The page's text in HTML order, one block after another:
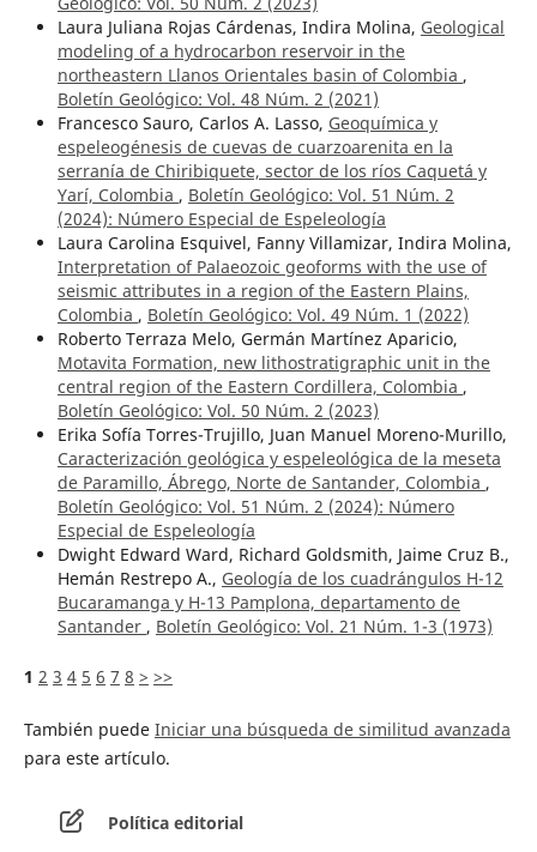
Laura Juliana Rojas Cárdenas, Indira Molina, Geological
modeling of a hydrocarbon reservoir in the
northeastern Llanos Orientales basin of Colombia ,
Boletín Geológico: Vol. 48 Núm. 2 (2021)
Francesco Sauro, Carlos A. Lasso, Geoquímica y
espeleogénesis de cuevas de cuarzoarenita en la
serranía de Chiribiquete, sector de los ríos Caquetá y
Yarí, Colombia , Boletín Geológico: Vol. 51 Núm. 2
(2024): Número Especial de Espeleología
Laura Carolina Esquivel, Fanny Villamizar, Indira Molina,
Interpretation of Palaeozoic geoforms with the use of
seismic attributes in a region of the Eastern Plains,
Colombia , Boletín Geológico: Vol. 49 Núm. 1 (2022)
Roberto Terraza Melo, Germán Martínez Aparicio,
Motavita Formation, new lithostratigraphic unit in the
central region of the Eastern Cordillera, Colombia ,
Boletín Geológico: Vol. 50 Núm. 2 (2023)
Erika Sofía Torres-Trujillo, Juan Manuel Moreno-Murillo,
Caracterización geológica y espeleológica de la meseta
de Paramillo, Ábrego, Norte de Santander, Colombia ,
Boletín Geológico: Vol. 51 Núm. 2 (2024): Número
Especial de Espeleología
Dwight Edward Ward, Richard Goldsmith, Jaime Cruz B.,
Hemán Restrepo A., Geología de los cuadrángulos H-12
Bucaramanga y H-13 Pamplona, departamento de
Santander , Boletín Geológico: Vol. 21 Núm. 1-3 (1973)
1 2 3 4 5 6 7 8 > >>
También puede Iniciar una búsqueda de similitud avanzada
para este artículo.
Política editorial